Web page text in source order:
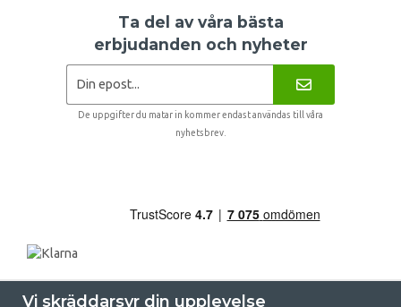
Ta del av våra bästa
erbjudanden och nyheter
De uppgifter du matar in kommer endast användas till våra
nyhetsbrev.
Vi skräddarsyr din upplevelse